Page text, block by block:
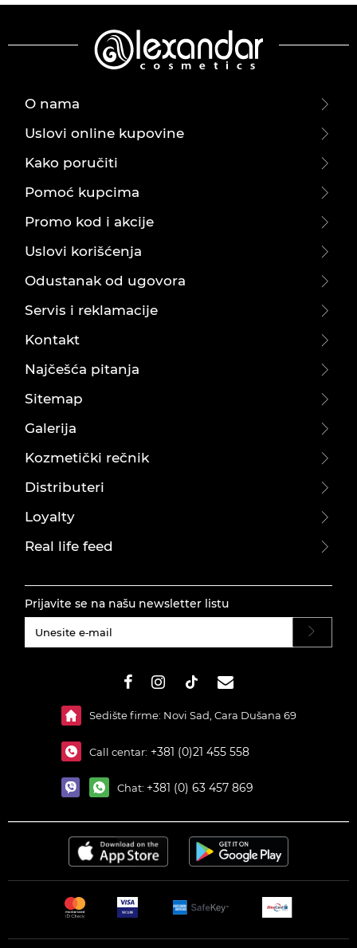
O nama
Uslovi online kupovine
Kako poručiti
Pomoć kupcima
Promo kod i akcije
Uslovi korišćenja
Odustanak od ugovora
Servis i reklamacije
Kontakt
Najčešća pitanja
Sitemap
Galerija
Kozmetički rečnik
Distributeri
Loyalty
Real life feed
Prijavite se na našu newsletter listu
Sedište firme: Novi Sad, Cara Dušana 69
Call centar: +381 (0)21 455 558
Chat: +381 (0) 63 457 869